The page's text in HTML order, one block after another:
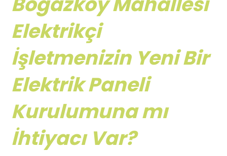
Elektrikçi
İşletmenizin Yeni Bir
Elektrik Paneli
Kurulumuna mı
İhtiyacı Var?